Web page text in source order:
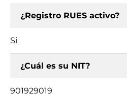
¿Registro RUES activo?
Si
¿Cuál es su NIT?
901929019